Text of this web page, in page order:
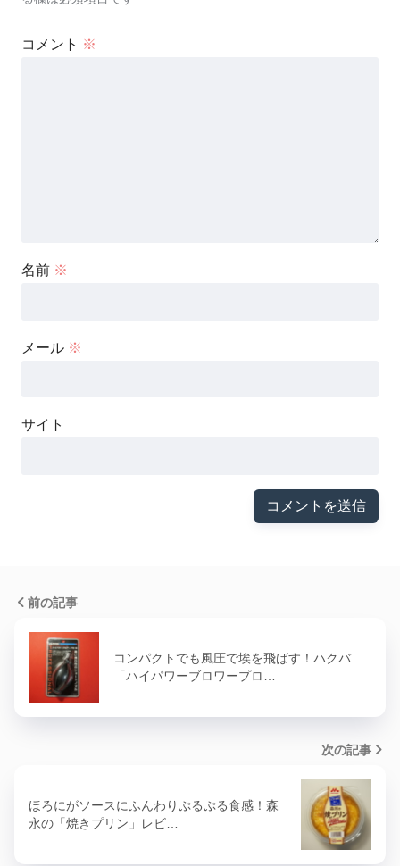
コメント ※
名前 ※
メール ※
サイト
前の記事
コンパクトでも風圧で埃を飛ばす！ハクバ
「ハイパワーブロワープロ…
次の記事
ほろにがソースにふんわりぷるぷる食感！森
永の「焼きプリン」レビ…